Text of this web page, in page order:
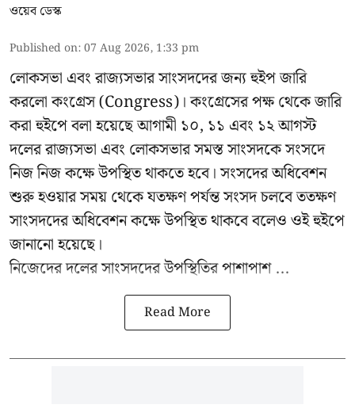
ওয়েব ডেস্ক
Published on:07 Aug 2026, 1:33 pm
লোকসভা এবং রাজ্যসভার সাংসদদের জন্য হুইপ জারি
করলো কংগ্রেস (Congress)। কংগ্রেসের পক্ষ থেকে জারি
করা হুইপে বলা হয়েছে আগামী ১০, ১১ এবং ১২ আগস্ট
দলের রাজ্যসভা এবং লোকসভার সমস্ত সাংসদকে সংসদে
নিজ নিজ কক্ষে উপস্থিত থাকতে হবে। সংসদের অধিবেশন
শুরু হওয়ার সময় থেকে যতক্ষণ পর্যন্ত সংসদ চলবে ততক্ষণ
সাংসদদের অধিবেশন কক্ষে উপস্থিত থাকবে বলেও ওই হুইপে
জানানো হয়েছে।
নিজেদের দলের সাংসদদের উপস্থিতির পাশাপাশ ...
Read More